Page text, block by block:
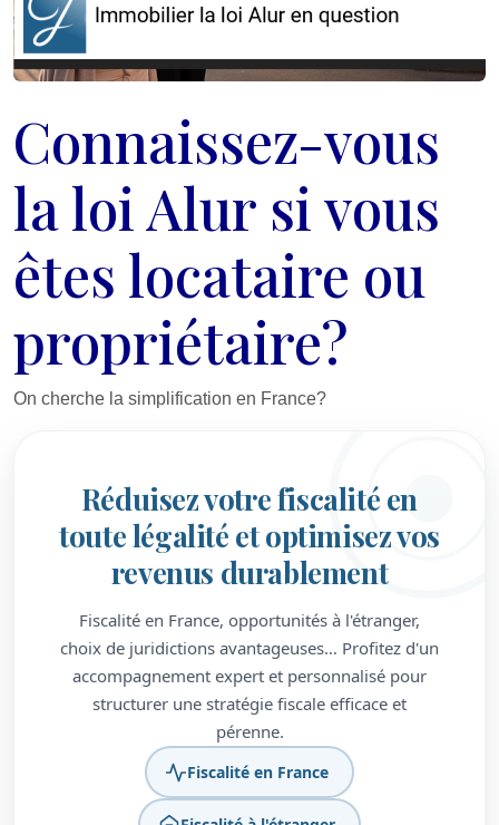
Connaissez-vous
la loi Alur si vous
êtes locataire ou
propriétaire?
On cherche la simplification en France?
Réduisez votre fiscalité en
toute légalité et optimisez vos
revenus durablement
Fiscalité en France, opportunités à l'étranger,
choix de juridictions avantageuses… Profitez d'un
accompagnement expert et personnalisé pour
structurer une stratégie fiscale efficace et
pérenne.
Fiscalité en France